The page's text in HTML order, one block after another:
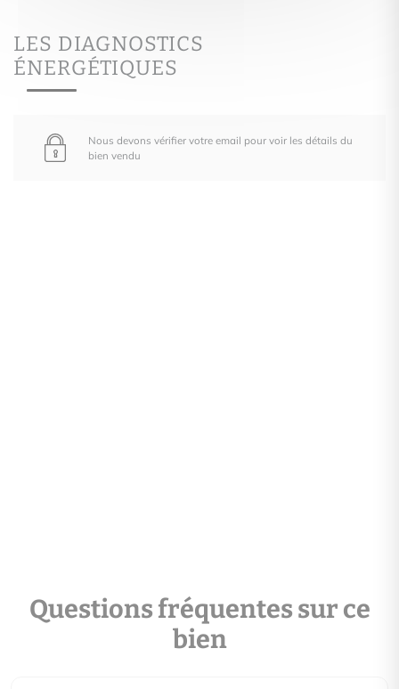
LES DIAGNOSTICS
ÉNERGÉTIQUES
Nous devons vérifier votre email pour voir les détails du
bien vendu
Questions fréquentes sur ce
bien